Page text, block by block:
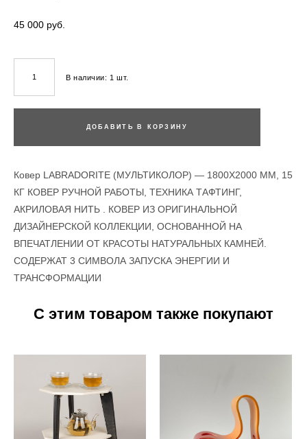
45 000 pуб.
В наличии: 1 шт.
ДОБАВИТЬ В КОРЗИНУ
Ковер LABRADORITE (МУЛЬТИКОЛОР) — 1800Х2000 ММ, 15
КГ КОВЕР РУЧНОЙ РАБОТЫ, ТЕХНИКА ТАФТИНГ,
АКРИЛОВАЯ НИТЬ . КОВЕР ИЗ ОРИГИНАЛЬНОЙ
ДИЗАЙНЕРСКОЙ КОЛЛЕКЦИИ, ОСНОВАННОЙ НА
ВПЕЧАТЛЕНИИ ОТ КРАСОТЫ НАТУРАЛЬНЫХ КАМНЕЙ.
СОДЕРЖАТ 3 СИМВОЛА ЗАПУСКА ЭНЕРГИИ И
ТРАНСФОРМАЦИИ
С этим товаром также покупают